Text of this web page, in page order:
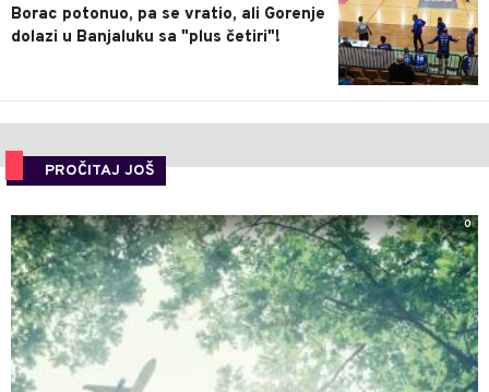
Borac potonuo, pa se vratio, ali Gorenje
dolazi u Banjaluku sa "plus četiri"!
PROČITAJ JOŠ
0